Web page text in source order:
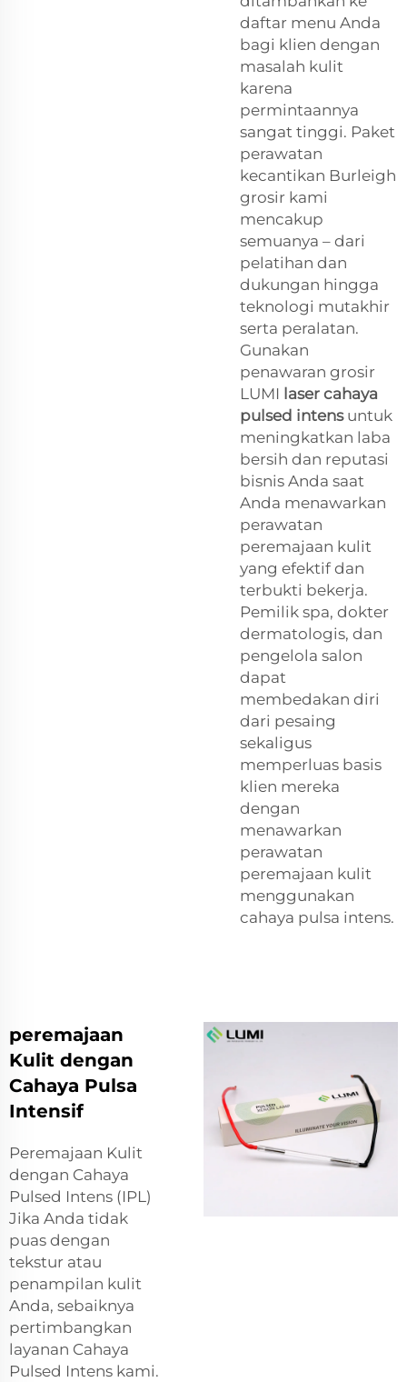
daftar menu Anda
bagi klien dengan
masalah kulit
karena
permintaannya
sangat tinggi. Paket
perawatan
kecantikan Burleigh
grosir kami
mencakup
semuanya – dari
pelatihan dan
dukungan hingga
teknologi mutakhir
serta peralatan.
Gunakan
penawaran grosir
LUMI laser cahaya
pulsed intens untuk
meningkatkan laba
bersih dan reputasi
bisnis Anda saat
Anda menawarkan
perawatan
peremajaan kulit
yang efektif dan
terbukti bekerja.
Pemilik spa, dokter
dermatologis, dan
pengelola salon
dapat
membedakan diri
dari pesaing
sekaligus
memperluas basis
klien mereka
dengan
menawarkan
perawatan
peremajaan kulit
menggunakan
cahaya pulsa intens.
peremajaan
Kulit dengan
Cahaya Pulsa
Intensif
Peremajaan Kulit
dengan Cahaya
Pulsed Intens (IPL)
Jika Anda tidak
puas dengan
tekstur atau
penampilan kulit
Anda, sebaiknya
pertimbangkan
layanan Cahaya
Pulsed Intens kami.